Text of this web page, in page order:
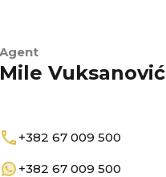
Agent
Mile Vuksanović
+382 67 009 500
+382 67 009 500